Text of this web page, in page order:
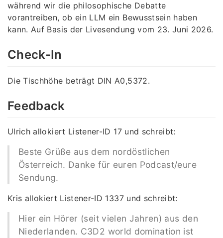
während wir die philosophische Debatte
vorantreiben, ob ein LLM ein Bewusstsein haben
kann. Auf Basis der Livesendung vom 23. Juni 2026.
Check-In
Die Tischhöhe beträgt DIN A0,5372.
Feedback
Ulrich allokiert Listener-ID 17 und schreibt:
Beste Grüße aus dem nordöstlichen
Österreich. Danke für euren Podcast/eure
Sendung.
Kris allokiert Listener-ID 1337 und schreibt:
Hier ein Hörer (seit vielen Jahren) aus den
Niederlanden. C3D2 world domination ist